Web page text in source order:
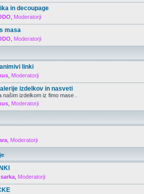
in decoupage
Moderatorji
masa
Moderatorji
linki
Moderatorji
izdelkov in nasveti
našim izdelkom iz fimo mase .
Moderatorji
Moderatorji
Moderatorji